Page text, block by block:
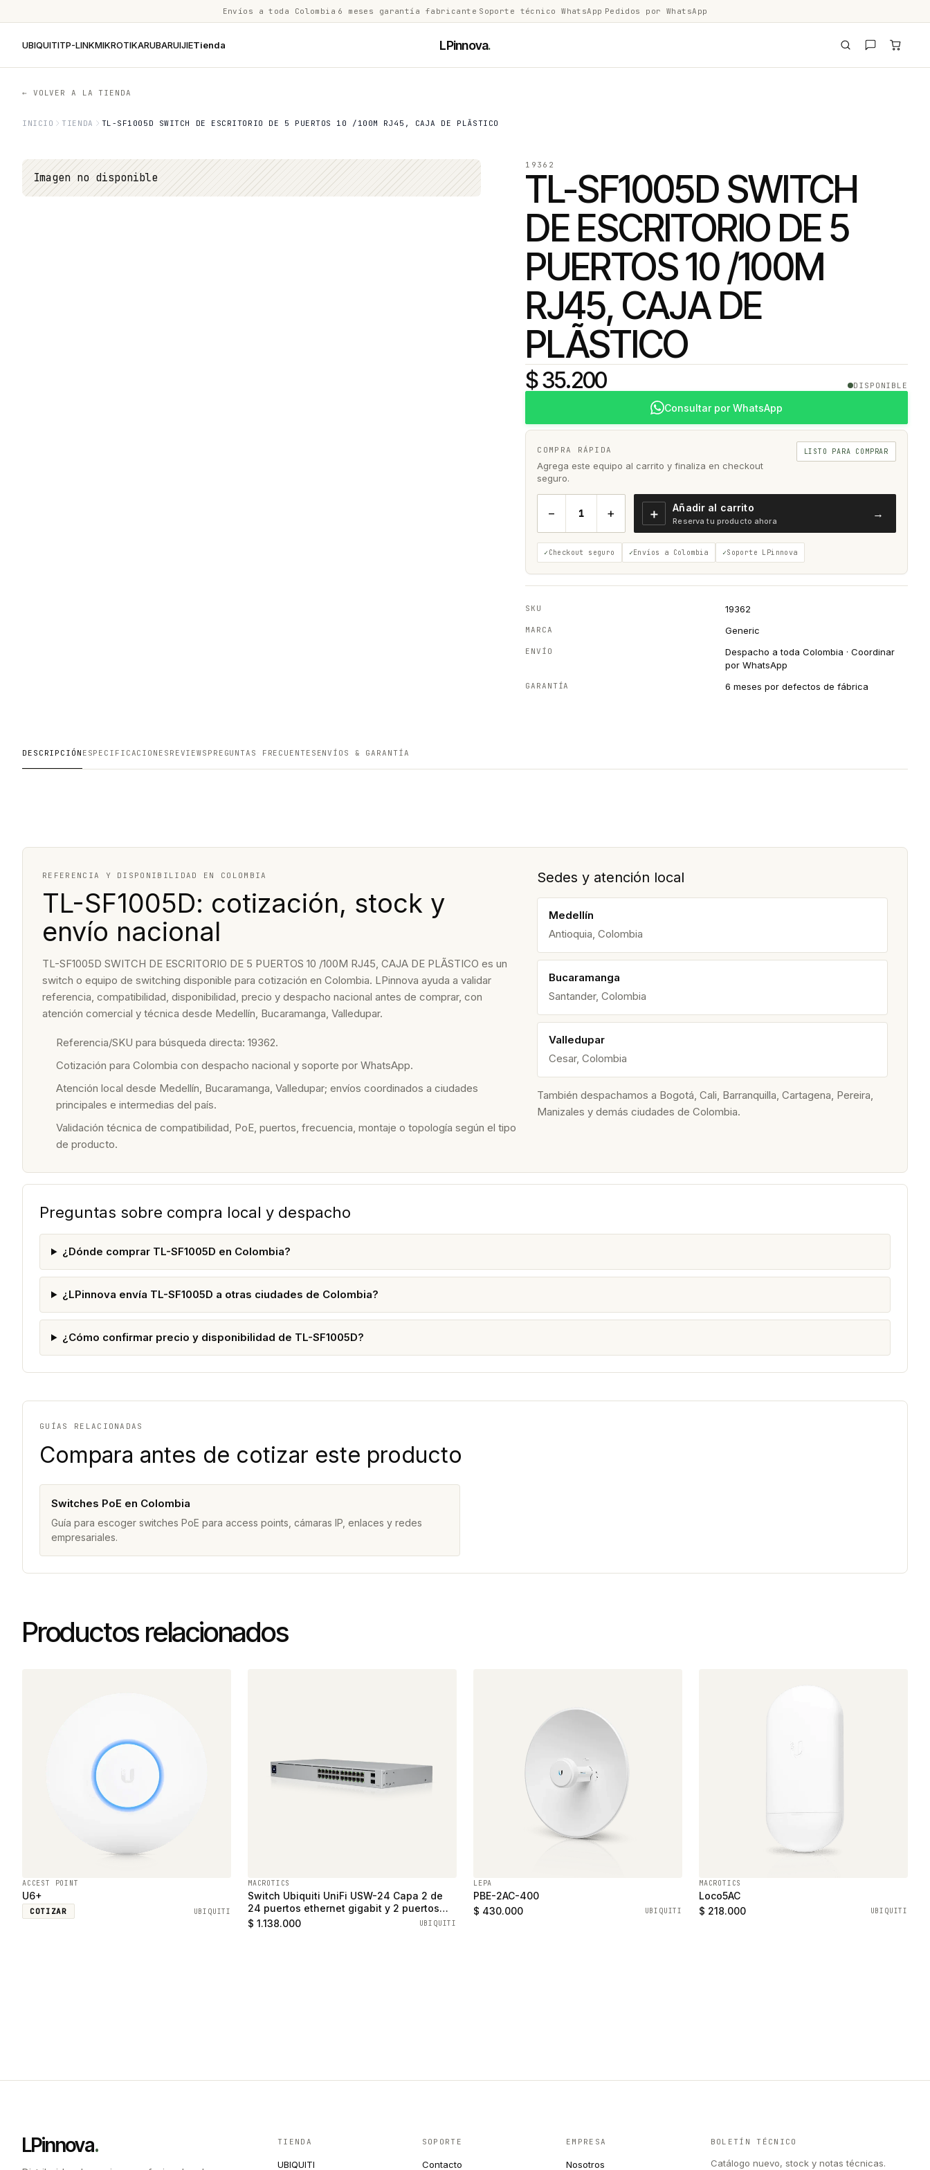
Envíos a toda Colombia 6 meses garantía fabricante Soporte técnico WhatsApp Pedidos por WhatsApp
UBIQUITITP-LINKMIKROTIKARUBARUIJIETienda LPinnova.
← VOLVER A LA TIENDA
INICIO TIENDA TL-SF1005D SWITCH DE ESCRITORIO DE 5 PUERTOS 10 /100M RJ45, CAJA DE PLÃSTICO
Imagen no disponible
19362
TL-SF1005D SWITCH
DE ESCRITORIO DE 5
PUERTOS 10 /100M
RJ45, CAJA DE
PLÃSTICO
$ 35.200 DISPONIBLE
Consultar por WhatsApp
COMPRA RÁPIDA
Agrega este equipo al carrito y finaliza en checkout
seguro.
LISTO PARA COMPRAR
− + ＋ Añadir al carrito
Reserva tu producto ahora
→
Checkout seguro Envíos a Colombia Soporte LPinnova
SKU 19362
MARCA Generic
ENVÍO
Despacho a toda Colombia · Coordinar
por WhatsApp
GARANTÍA 6 meses por defectos de fábrica
DESCRIPCIÓN ESPECIFICACIONES REVIEWS PREGUNTAS FRECUENTES ENVÍOS & GARANTÍA
REFERENCIA Y DISPONIBILIDAD EN COLOMBIA
TL-SF1005D: cotización, stock y
envío nacional
TL-SF1005D SWITCH DE ESCRITORIO DE 5 PUERTOS 10 /100M RJ45, CAJA DE PLÃSTICO es un
switch o equipo de switching disponible para cotización en Colombia. LPinnova ayuda a validar
referencia, compatibilidad, disponibilidad, precio y despacho nacional antes de comprar, con
atención comercial y técnica desde Medellín, Bucaramanga, Valledupar.
Referencia/SKU para búsqueda directa: 19362.
Cotización para Colombia con despacho nacional y soporte por WhatsApp.
Atención local desde Medellín, Bucaramanga, Valledupar; envíos coordinados a ciudades
principales e intermedias del país.
Validación técnica de compatibilidad, PoE, puertos, frecuencia, montaje o topología según el tipo
de producto.
Sedes y atención local
Medellín
Antioquia, Colombia
Bucaramanga
Santander, Colombia
Valledupar
Cesar, Colombia
También despachamos a Bogotá, Cali, Barranquilla, Cartagena, Pereira,
Manizales y demás ciudades de Colombia.
Preguntas sobre compra local y despacho
¿Dónde comprar TL-SF1005D en Colombia?
¿LPinnova envía TL-SF1005D a otras ciudades de Colombia?
¿Cómo confirmar precio y disponibilidad de TL-SF1005D?
GUÍAS RELACIONADAS
Compara antes de cotizar este producto
Switches PoE en Colombia
Guía para escoger switches PoE para access points, cámaras IP, enlaces y redes
empresariales.
Productos relacionados
ACCEST POINT
U6+
COTIZAR UBIQUITI
MACROTICS
Switch Ubiquiti UniFi USW-24 Capa 2 de
24 puertos ethernet gigabit y 2 puertos
SFP
$ 1.138.000 UBIQUITI
LEPA
PBE-2AC-400
$ 430.000
UBIQUITI
MACROTICS
Loco5AC
$ 218.000
UBIQUITI
LPinnova. TIENDA
UBIQUITI
SOPORTE
Contacto
EMPRESA
Nosotros
BOLETÍN TÉCNICO
Catálogo nuevo, stock y notas técnicas.